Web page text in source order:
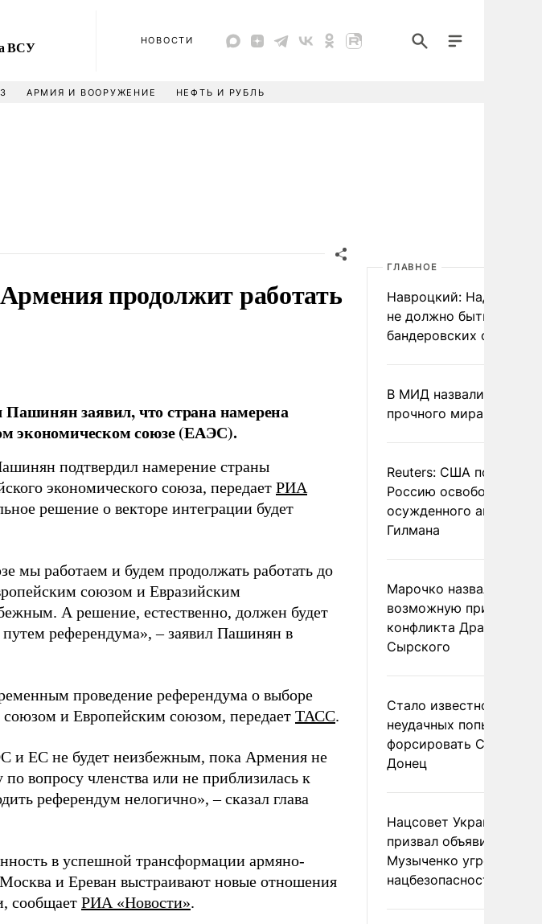
ВСУ НОВОСТИ
АРМИЯ И ВООРУЖЕНИЕ НЕФТЬ И РУБЛЬ
продолжит работать
заявил, что страна намерена
экономическом союзе (ЕАЭС).
подтвердил намерение страны
экономического союза, передает РИА
решение о векторе интеграции будет
мы работаем и будем продолжать работать до
союзом и Евразийским
А решение, естественно, должен будет
референдума», – заявил Пашинян в
проведение референдума о выборе
и Европейским союзом, передает ТАСС.
и ЕС не будет неизбежным, пока Армения не
вопросу членства или не приблизилась к
референдум нелогично», – сказал глава
в успешной трансформации армяно-
и Ереван выстраивают новые отношения
сообщает РИА «Новости».
ГЛАВНОЕ
Навроцкий: Над
не должно быть
бандеровских флагов
В МИД назвали условия
прочного мира на
Reuters: США
Россию освободить
осужденного
Гилмана
Марочко назвал
возможную причину
конфликта Драпатого и
Сырского
Стало известно о
неудачных попытках
форсировать
Донец
Нацсовет Украины по
призвал объявить
Музыченко угрозой
нацбезопасности